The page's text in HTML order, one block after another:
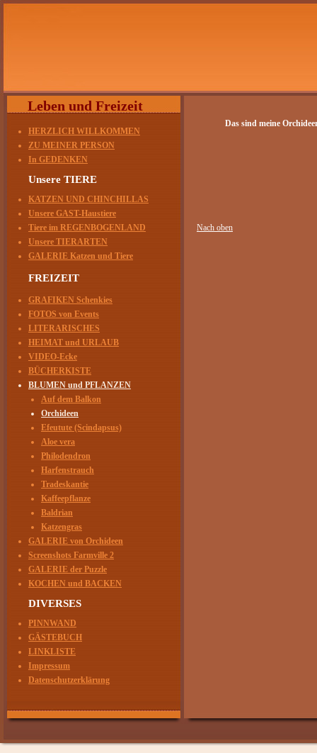
Leben und Freizeit
HERZLICH WILLKOMMEN
ZU MEINER PERSON
In GEDENKEN
Unsere TIERE
KATZEN UND CHINCHILLAS
Unsere GAST-Haustiere
Tiere im REGENBOGENLAND
Unsere TIERARTEN
GALERIE Katzen und Tiere
FREIZEIT
GRAFIKEN Schenkies
FOTOS von Events
LITERARISCHES
HEIMAT und URLAUB
VIDEO-Ecke
BÜCHERKISTE
BLUMEN und PFLANZEN
Auf dem Balkon
Orchideen
Efeutute (Scindapsus)
Aloe vera
Philodendron
Harfenstrauch
Tradeskantie
Kaffeepflanze
Baldrian
Katzengras
GALERIE von Orchideen
Screenshots Farmville 2
GALERIE der Puzzle
KOCHEN und BACKEN
DIVERSES
PINNWAND
GÄSTEBUCH
LINKLISTE
Impressum
Datenschutzerklärung
Das sind meine
Nach oben